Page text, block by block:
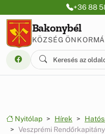
Ugrás a menüre
Ugrás a tartalomra
+36 88
Bakonybél
KÖZSÉG
Nyitólap Hírek
Veszprémi